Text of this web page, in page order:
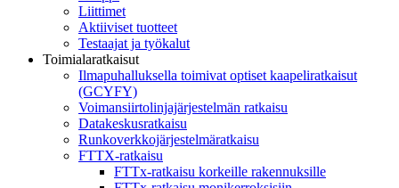
Liittimet
Aktiiviset tuotteet
Testaajat ja työkalut
Toimialaratkaisut
Ilmapuhalluksella toimivat optiset kaapeliratkaisut
(GCYFY)
Voimansiirtolinjajärjestelmän ratkaisu
Datakeskusratkaisu
Runkoverkkojärjestelmäratkaisu
FTTX-ratkaisu
FTTx-ratkaisu korkeille rakennuksille